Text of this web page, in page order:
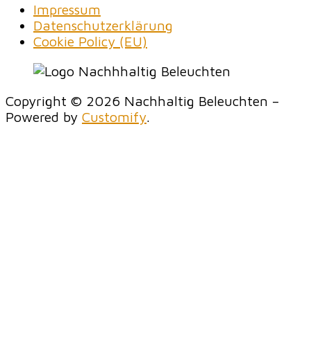
Impressum
Datenschutzerklärung
Cookie Policy (EU)
Copyright © 2026 Nachhaltig Beleuchten –
Powered by Customify.